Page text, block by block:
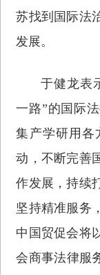
苏找到国际法
发展。
于健龙表
一路”的国际
集产学研用各
动，不断完善
作发展，持续
坚持精准服务
中国贸促会将
会商事法律服